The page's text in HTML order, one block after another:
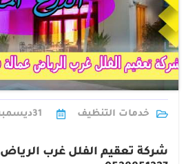
خدمات التنظيف 31
شركة تعقيم الفلل غرب الرياض